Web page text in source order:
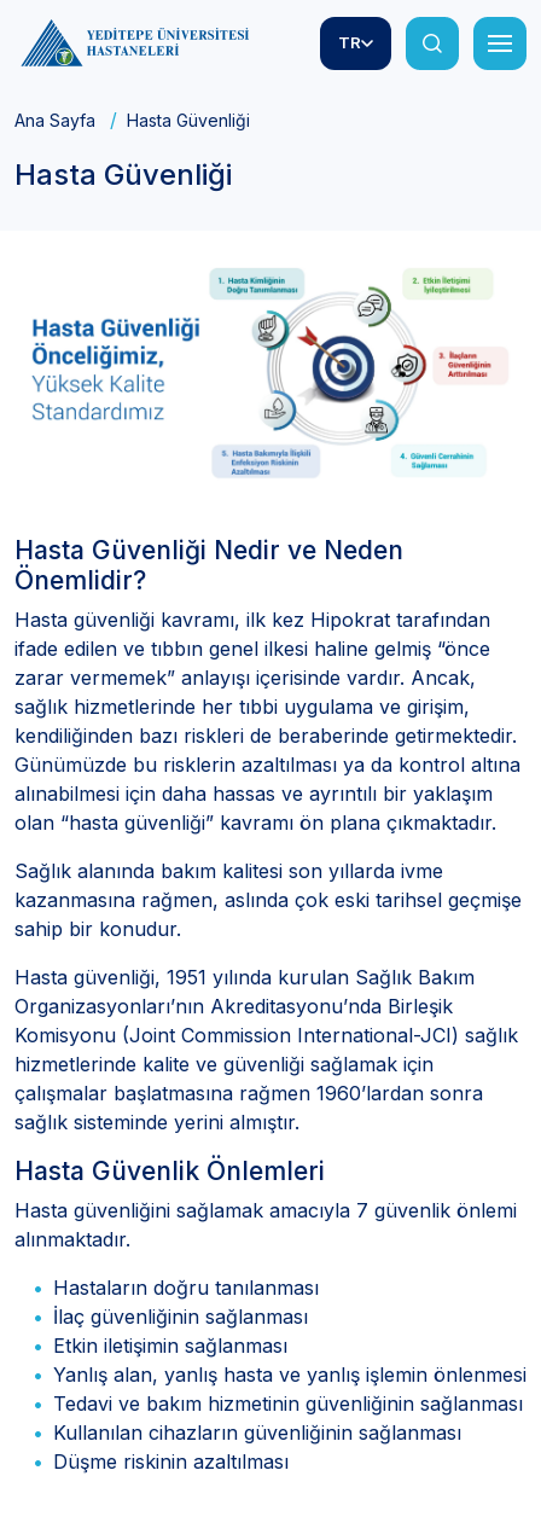
TR
Ana Sayfa Hasta Güvenliği
Hasta Güvenliği
Hasta Güvenliği Nedir ve Neden
Önemlidir?
Hasta güvenliği kavramı, ilk kez Hipokrat tarafından
ifade edilen ve tıbbın genel ilkesi haline gelmiş “önce
zarar vermemek” anlayışı içerisinde vardır. Ancak,
sağlık hizmetlerinde her tıbbi uygulama ve girişim,
kendiliğinden bazı riskleri de beraberinde getirmektedir.
Günümüzde bu risklerin azaltılması ya da kontrol altına
alınabilmesi için daha hassas ve ayrıntılı bir yaklaşım
olan “hasta güvenliği” kavramı ön plana çıkmaktadır.
Sağlık alanında bakım kalitesi son yıllarda ivme
kazanmasına rağmen, aslında çok eski tarihsel geçmişe
sahip bir konudur.
Hasta güvenliği, 1951 yılında kurulan Sağlık Bakım
Organizasyonları’nın Akreditasyonu’nda Birleşik
Komisyonu (Joint Commission International-JCI) sağlık
hizmetlerinde kalite ve güvenliği sağlamak için
çalışmalar başlatmasına rağmen 1960’lardan sonra
sağlık sisteminde yerini almıştır.
Hasta Güvenlik Önlemleri
Hasta güvenliğini sağlamak amacıyla 7 güvenlik önlemi
alınmaktadır.
Hastaların doğru tanılanması
İlaç güvenliğinin sağlanması
Etkin iletişimin sağlanması
Yanlış alan, yanlış hasta ve yanlış işlemin önlenmesi
Tedavi ve bakım hizmetinin güvenliğinin sağlanması
Kullanılan cihazların güvenliğinin sağlanması
Düşme riskinin azaltılması